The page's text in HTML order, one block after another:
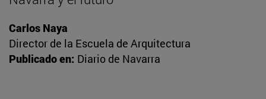
Carlos Naya
Director de la Escuela de Arquitectura
Publicado en: Diario de Navarra